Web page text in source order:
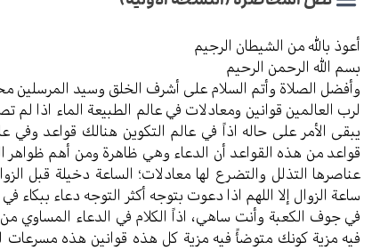
أعوذ بالله من الشیطان الرجیم
بسم الله الرحمن الرحیم
وأفضل الصلاة وأتم السلام علی أشرف الخلق وسید المرسلین
لرب العالمین قوانین ومعادلات في عالم الطبیعة الماء اذا
یبقی الأمر علی حاله اذاً في عالم التکوین هنالك قواعد وفي
قواعد من هذه القواعد أن الدعاء وهي ظاهرة ومن أهم ظواهر
عناصرها التذلل والتضرع لها معادلات؛ الساعة دخیلة قبل
ساعة الزوال إلا اللهم اذا دعوت بتوجه أکثر التوجه دعاء
في جوف الکعبة وأنت ساهي، اذاً الکلام في الدعاء المساوي
فیه مزیة کونك متوضأً فیه مزیة کل هذه قوانین هذه